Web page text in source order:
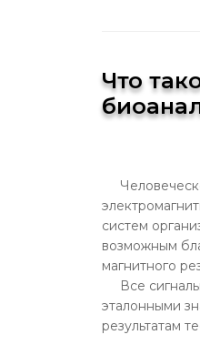
Что
систем
возможным
магнитного
Все
эталонными
результатам